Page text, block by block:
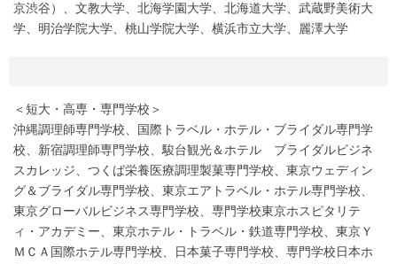
京渋谷）、文教大学、北海学園大学、北海道大学、武蔵野美術大
学、明治学院大学、桃山学院大学、横浜市立大学、麗澤大学
＜短大・高専・専門学校＞
沖縄調理師専門学校、国際トラベル・ホテル・ブライダル専門学
校、新宿調理師専門学校、駿台観光＆ホテル ブライダルビジネ
スカレッジ、つくば栄養医療調理製菓専門学校、東京ウェディン
グ＆ブライダル専門学校、東京エアトラベル・ホテル専門学校、
東京グローバルビジネス専門学校、専門学校東京ホスピタリテ
ィ・アカデミー、東京ホテル・トラベル・鉄道専門学校、東京Ｙ
ＭＣＡ国際ホテル専門学校、日本菓子専門学校、専門学校日本ホ